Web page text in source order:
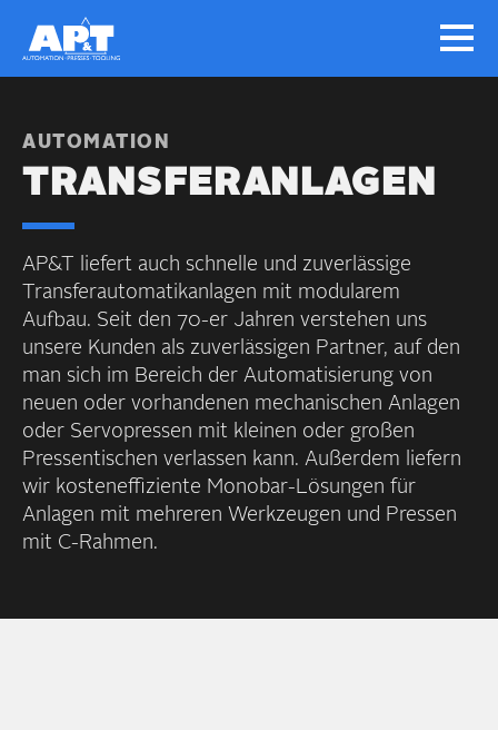
AUTOMATION
TRANSFER­ANLAGEN
AP&T liefert auch schnelle und zuverlässige
Transfer­automatikanlagen mit modularem
Aufbau. Seit den 70-er Jahren verstehen uns
unsere Kunden als zuverlässigen Partner, auf den
man sich im Bereich der Automatisierung von
neuen oder vorhandenen mechanischen Anlagen
oder Servo­pressen mit kleinen oder großen
Pressen­tischen verlassen kann. Außerdem liefern
wir kosten­effiziente Monobar-Lösungen für
Anlagen mit mehreren Werk­zeugen und Pressen
mit C-Rahmen.